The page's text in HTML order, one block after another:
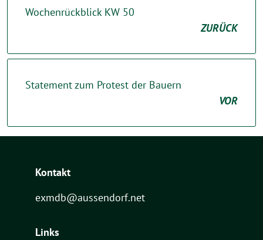
Wochenrückblick KW 50
ZURÜCK
Statement zum Protest der Bauern
VOR
Kontakt
exmdb@aussendorf.net
Links